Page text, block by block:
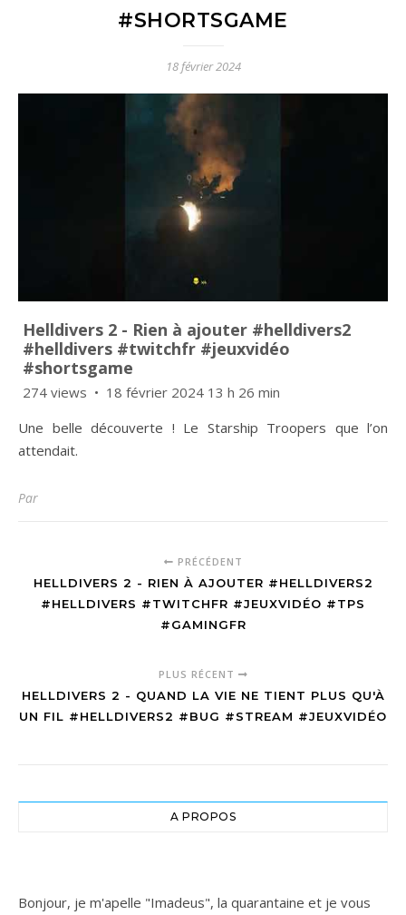
#SHORTSGAME
18 février 2024
Helldivers 2 - Rien à ajouter #helldivers2
#helldivers #twitchfr #jeuxvidéo
#shortsgame
274 views
18 février 2024 13 h 26 min
Une belle découverte ! Le Starship Troopers que l’on
attendait.
Par
PRÉCÉDENT
HELLDIVERS 2 - RIEN À AJOUTER #HELLDIVERS2
#HELLDIVERS #TWITCHFR #JEUXVIDÉO #TPS
#GAMINGFR
PLUS RÉCENT
HELLDIVERS 2 - QUAND LA VIE NE TIENT PLUS QU'À
UN FIL #HELLDIVERS2 #BUG #STREAM #JEUXVIDÉO
A PROPOS
Bonjour, je m'apelle "Imadeus", la quarantaine et je vous